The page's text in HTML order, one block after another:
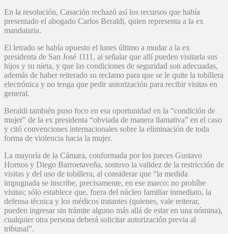
En la resolución, Casación rechazó así los recursos que había
presentado el abogado Carlos Beraldi, quien representa a la ex
mandataria.
El letrado se había opuesto el lunes último a mudar a la ex
presidenta de San José 1111, al señalar que allí pueden visitarla sus
hijos y su nieta, y que las condiciones de seguridad son adecuadas,
además de haber reiterado su reclamo para que se le quite la tobillera
electrónica y no tenga que pedir autorización para recibir visitas en
general.
Beraldi también puso foco en esa oportunidad en la “condición de
mujer” de la ex presidenta “obviada de manera llamativa” en el caso
y citó convenciones internacionales sobre la eliminación de toda
forma de violencia hacia la mujer.
La mayoría de la Cámara, conformada por los jueces Gustavo
Hornos y Diego Barroetaveña, sostuvo la validez de la restricción de
visitas y del uso de tobillera, al considerar que “la medida
impugnada se inscribe, precisamente, en ese marco: no prohíbe
visitas; sólo establece que, fuera del núcleo familiar inmediato, la
defensa técnica y los médicos tratantes (quienes, vale reiterar,
pueden ingresar sin trámite alguno más allá de estar en una nómina),
cualquier otra persona deberá solicitar autorización previa al
tribunal”.